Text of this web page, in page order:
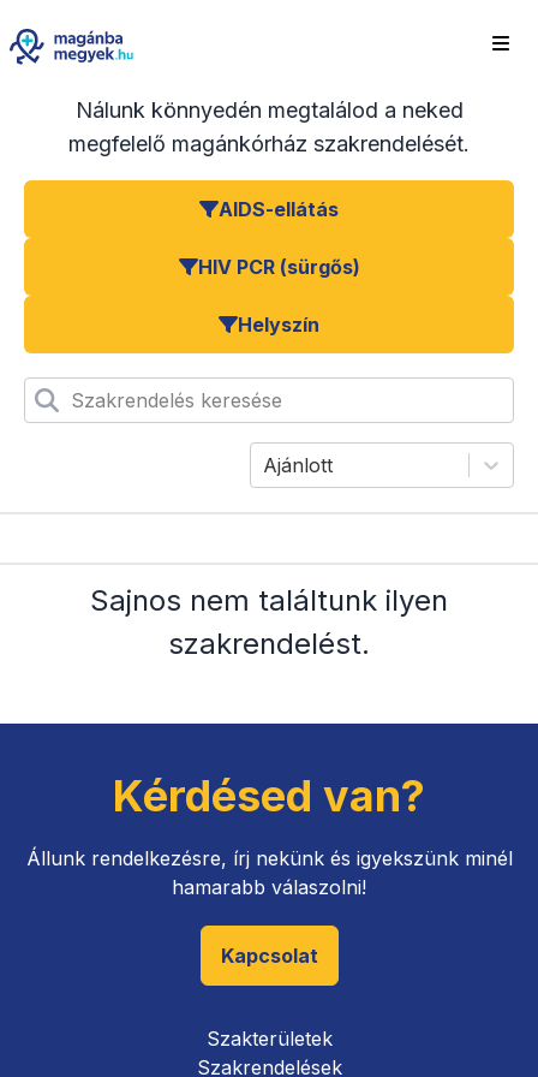
Nálunk könnyedén megtalálod a neked
megfelelő magánkórház szakrendelését.
AIDS-ellátás
HIV PCR (sürgős)
Helyszín
Szakrendelés keresése
Ajánlott
Sajnos nem találtunk ilyen
szakrendelést.
Kérdésed van?
Állunk rendelkezésre, írj nekünk és igyekszünk minél
hamarabb válaszolni!
Kapcsolat
Szakterületek
Szakrendelések